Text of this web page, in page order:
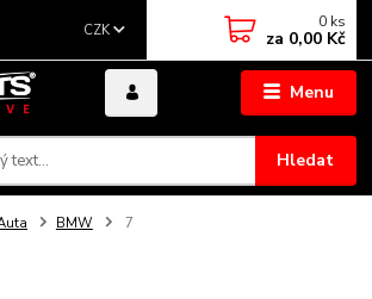
Menu
CZK
Hledat
0 ks
za 0,00 Kč
BMW 7